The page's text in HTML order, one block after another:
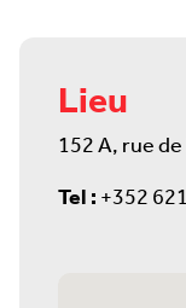
Lieu
152 A, rue
Tel :+352